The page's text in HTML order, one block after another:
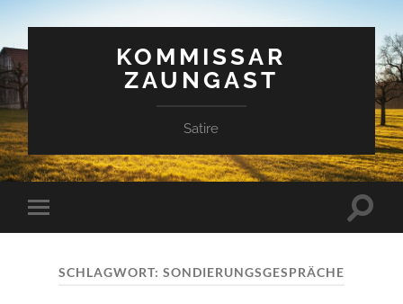
KOMMISSAR
ZAUNGAST
Satire
Mobile-
Menü
SCHLAGWORT: SONDIERUNGSGESPRÄCHE